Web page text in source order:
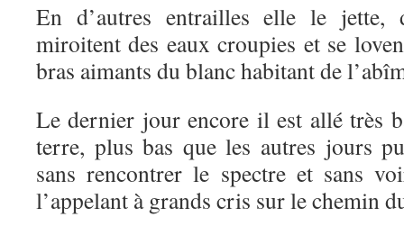
En d’autres entrailles elle le jette,
miroitent des eaux croupies et se
bras aimants du blanc habitant de
Le dernier jour encore il est allé très
terre, plus bas que les autres jours
sans rencontrer le spectre et sans
l’appelant à grands cris sur le chemin